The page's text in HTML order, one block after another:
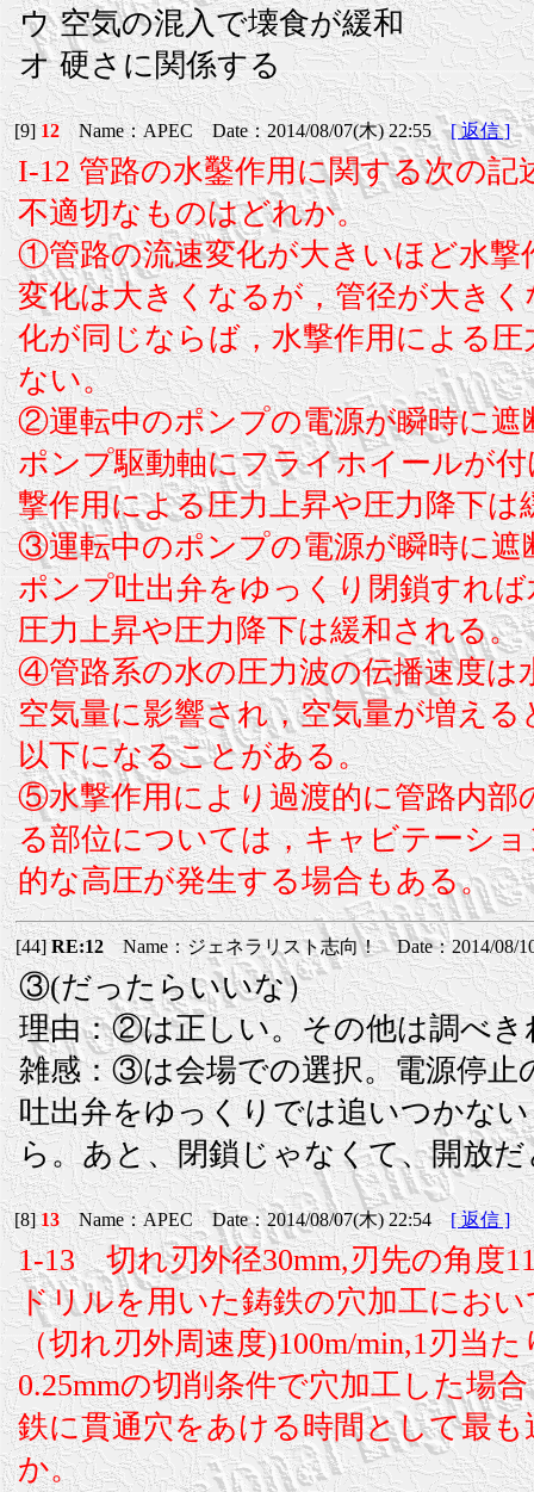
ウ 空気の混入で壊食が緩和
オ 硬さに関係する
[9]12Name：APEC Date：2014/08/07(木) 22:55[ 返信 ]
I-12 管路の水鑿作用に関する次の記
不適切なものはどれか。
①管路の流速変化が大きいほど水撃
変化は大きくなるが，管径が大き
化が同じならば，水撃作用による
ない。
②運転中のポンプの電源が瞬時に遮
ポンプ駆動軸にフライホイールが
撃作用による圧力上昇や圧力降下は
③運転中のポンプの電源が瞬時に遮
ポンプ吐出弁をゆっくり閉鎖すれ
圧力上昇や圧力降下は緩和される。
④管路系の水の圧力波の伝播速度は
空気量に影響され，空気量が増える
以下になることがある。
⑤水撃作用により過渡的に管路内部
る部位については，キャビテーシ
的な高圧が発生する場合もある。
[44]RE:12 Name：ジェネラリスト志向！ Date：2014/08/
③(だったらいいな）
理由：②は正しい。その他は調べき
雑感：③は会場での選択。電源停止
吐出弁をゆっくりでは追いつかな
ら。あと、閉鎖じゃなくて、開放
[8]13Name：APEC Date：2014/08/07(木) 22:54[ 返信 ]
1-13 切れ刃外径30mm,刃先の角度
ドリルを用いた鋳鉄の穴加工におい
（切れ刃外周速度)100m/min,1刃当
0.25mmの切削条件で穴加工した場
鉄に貫通穴をあける時間として最
か。